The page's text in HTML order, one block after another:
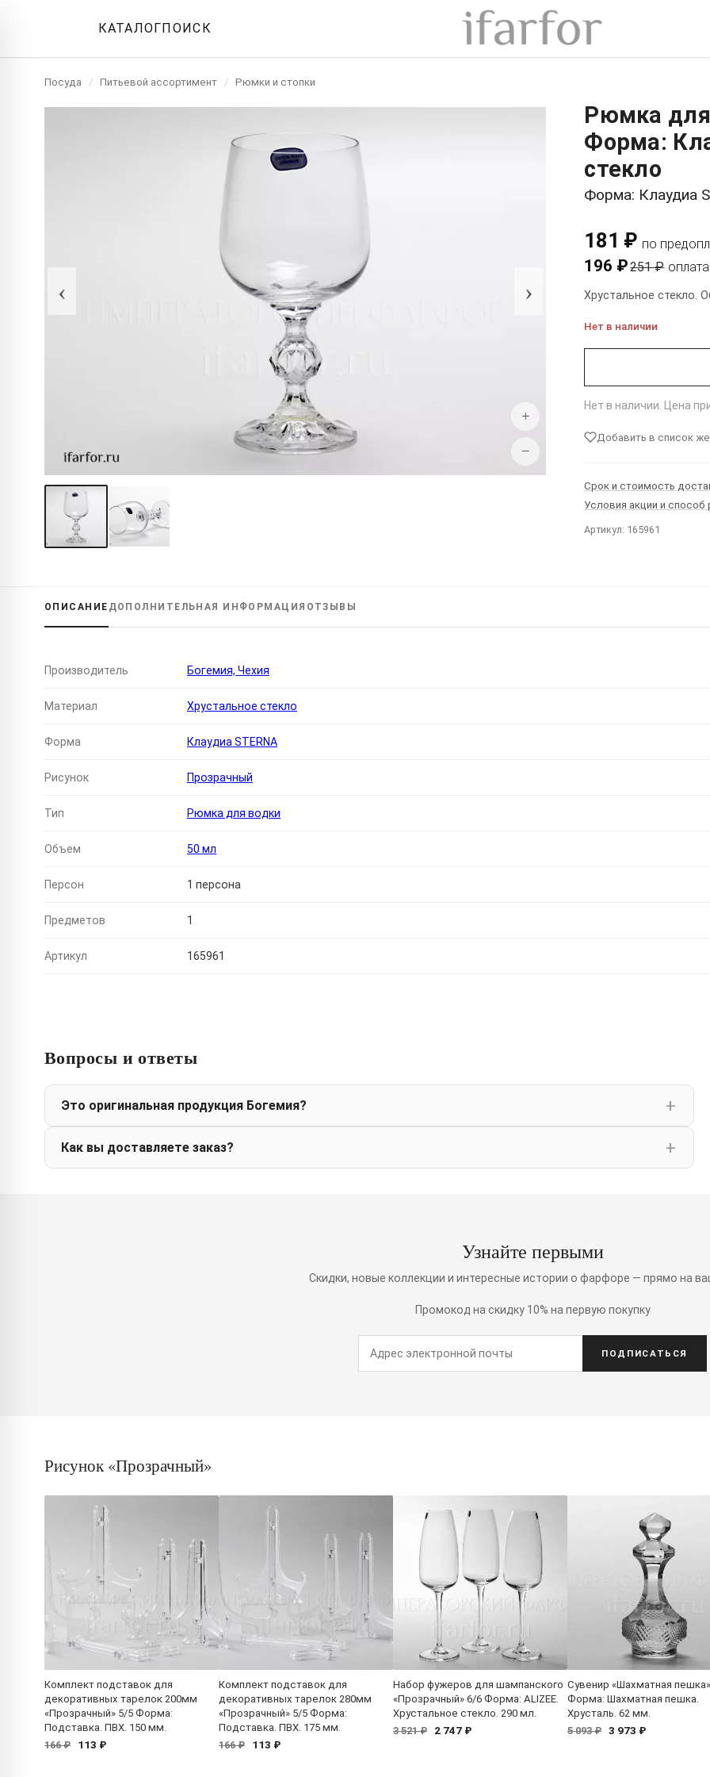
КАТАЛОГПОИСК
Посуда / Питьевой ассортимент / Рюмки и стопки
‹ ›
+
−
Рюмка
Форма:
стекло
Форма: Клаудиа
181 ₽ по
196 ₽251 ₽
Хрустальное стекло.
Нет в наличии
Нет в наличии. Цена
Добавить в список
Срок и стоимость
Условия акции и способ
Артикул: 165961
ОПИСАНИЕ ДОПОЛНИТЕЛЬНАЯ ИНФОРМАЦИЯ ОТЗЫВЫ
Производитель Богемия, Чехия
Материал Хрустальное стекло
Форма Клаудиа STERNA
Рисунок Прозрачный
Тип Рюмка для водки
Объем 50 мл
Персон 1 персона
Предметов 1
Артикул 165961
Вопросы и ответы
Это оригинальная продукция Богемия?
Как вы доставляете заказ?
Узнайте первыми
Скидки, новые коллекции и интересные истории о фарфоре — прямо на
Промокод на скидку 10% на первую покупку
ПОДПИСАТЬСЯ
Рисунок «Прозрачный»
Комплект подставок для
декоративных тарелок 200мм
«Прозрачный» 5/5 Форма:
Подставка. ПВХ. 150 мм.
166 ₽
113 ₽
Комплект подставок для
декоративных тарелок 280мм
«Прозрачный» 5/5 Форма:
Подставка. ПВХ. 175 мм.
166 ₽
113 ₽
Набор фужеров для шампанского
«Прозрачный» 6/6 Форма: ALIZEE.
Хрустальное стекло. 290 мл.
3 521 ₽
2 747 ₽
Сувенир «Шахматная пешка»
Форма: Шахматная пешка.
Хрусталь. 62 мм.
5 093 ₽ 3 973 ₽